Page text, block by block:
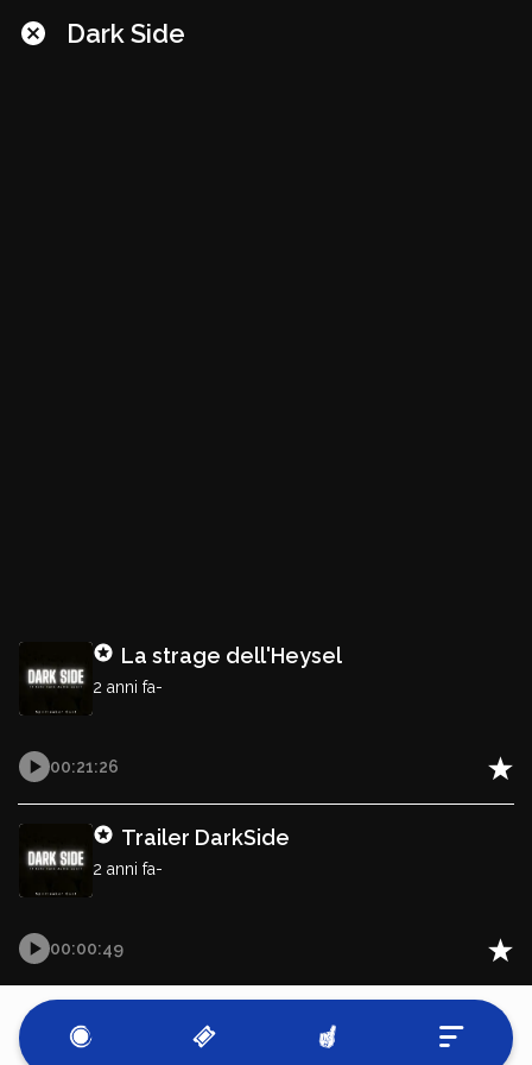
Dark Side
La strage dell'Heysel
2 anni fa-
00:21:26
Trailer DarkSide
2 anni fa-
00:00:49